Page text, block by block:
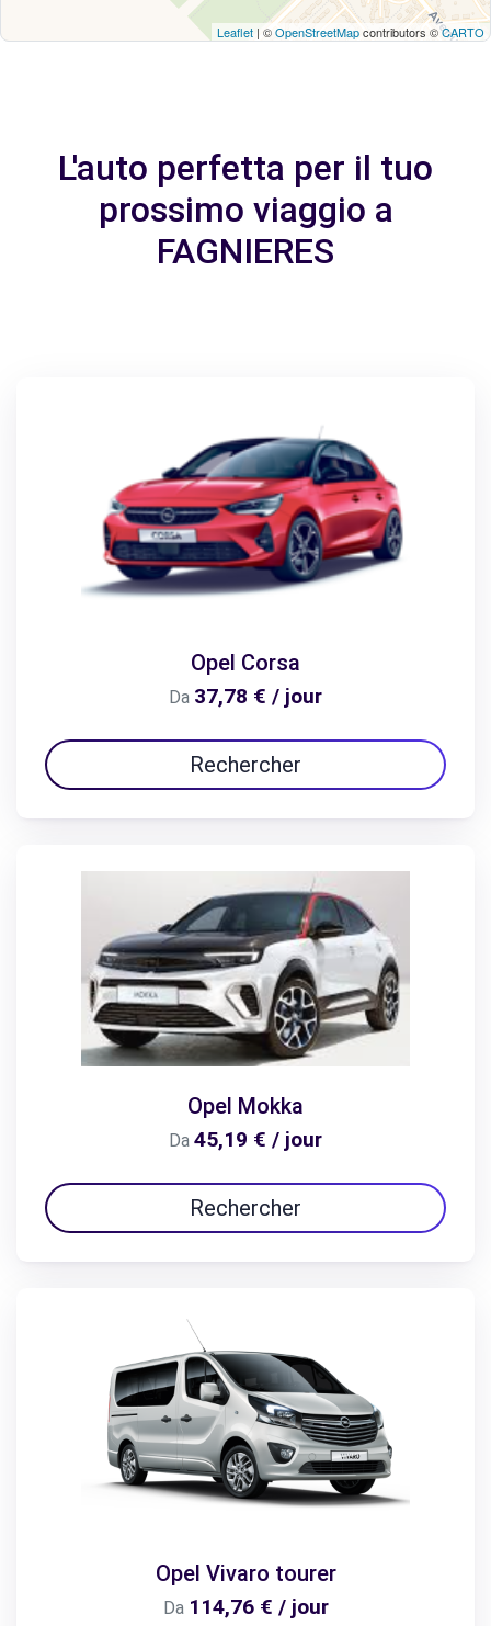
Leaflet | ©OpenStreetMapcontributors ©CARTO
L'auto perfetta per il tuo
prossimo viaggio a
FAGNIERES
Opel Corsa
Da 37,78 € / jour
Rechercher
Opel Mokka
Da 45,19 € / jour
Rechercher
Opel Vivaro tourer
Da 114,76 € / jour